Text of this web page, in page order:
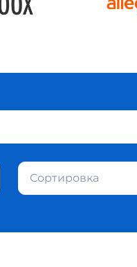
Сортировка